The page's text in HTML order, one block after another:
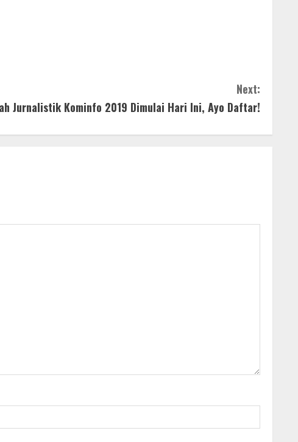
Next:
Jurnalistik Kominfo 2019 Dimulai Hari Ini, Ayo Daftar!